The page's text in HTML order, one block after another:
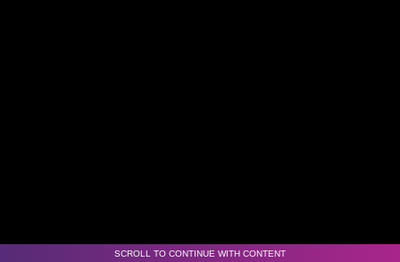
SCROLL TO CONTINUE WITH CONTENT